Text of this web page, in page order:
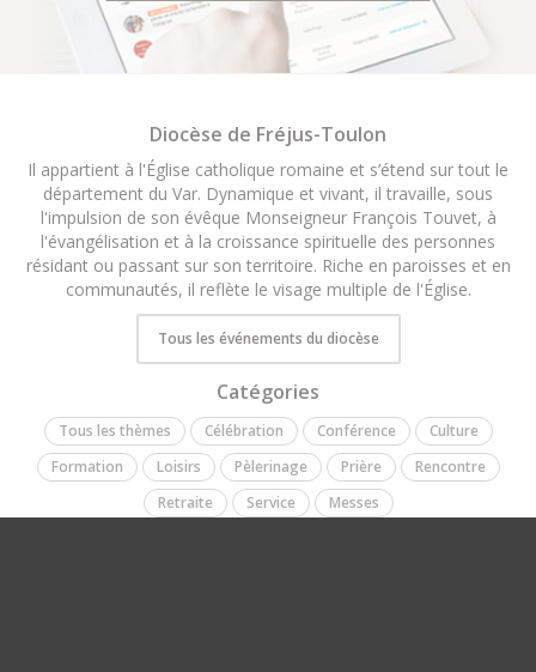
Diocèse de Fréjus-Toulon
Il appartient à l'Église catholique romaine et s’étend sur tout le
département du Var. Dynamique et vivant, il travaille, sous
l'impulsion de son évêque Monseigneur François Touvet, à
l'évangélisation et à la croissance spirituelle des personnes
résidant ou passant sur son territoire. Riche en paroisses et en
communautés, il reflète le visage multiple de l'Église.
Tous les événements du diocèse
Catégories
Tous les thèmes Célébration Conférence
Culture
Formation
Loisirs Pèlerinage Prière
Rencontre
Retraite
Service Messes